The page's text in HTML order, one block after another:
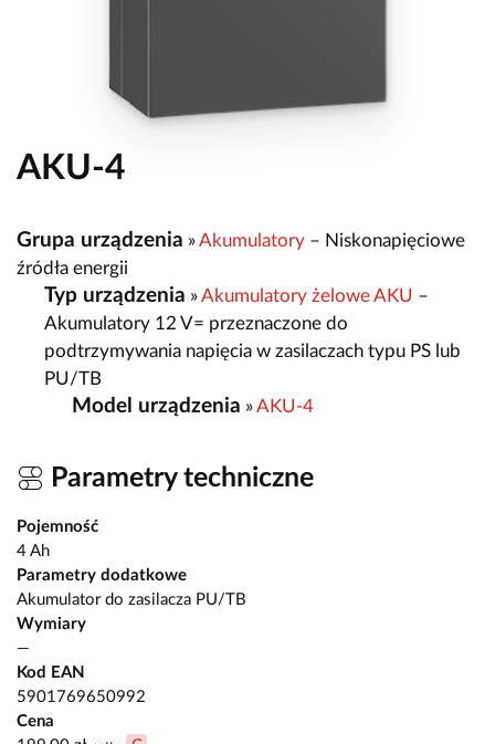
AKU-4
Grupa urządzenia »Akumulatory – Niskonapięciowe
źródła energii
Typ urządzenia »Akumulatory żelowe AKU –
Akumulatory 12 V= przeznaczone do
podtrzymywania napięcia w zasilaczach typu PS lub
PU/TB
Model urządzenia »AKU-4
Parametry techniczne
Pojemność
4 Ah
Parametry dodatkowe
Akumulator do zasilacza PU/TB
Wymiary
—
Kod EAN
5901769650992
Cena